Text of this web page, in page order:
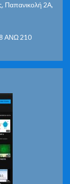
Παπανικολή 2Α,
ΑΝΩ 210